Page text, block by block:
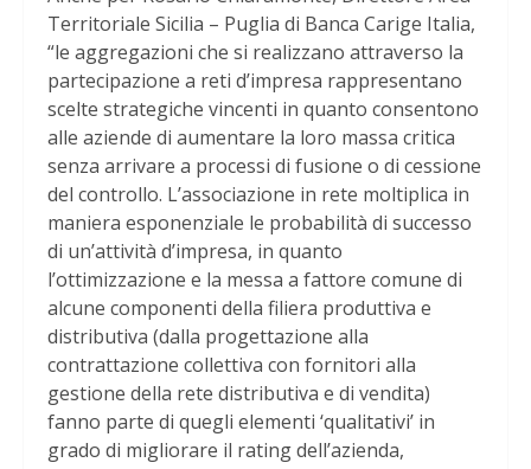
Territoriale Sicilia – Puglia di Banca Carige Italia,
“le aggregazioni che si realizzano attraverso la
partecipazione a reti d’impresa rappresentano
scelte strategiche vincenti in quanto consentono
alle aziende di aumentare la loro massa critica
senza arrivare a processi di fusione o di cessione
del controllo. L’associazione in rete moltiplica in
maniera esponenziale le probabilità di successo
di un’attività d’impresa, in quanto
l’ottimizzazione e la messa a fattore comune di
alcune componenti della filiera produttiva e
distributiva (dalla progettazione alla
contrattazione collettiva con fornitori alla
gestione della rete distributiva e di vendita)
fanno parte di quegli elementi ‘qualitativi’ in
grado di migliorare il rating dell’azienda,